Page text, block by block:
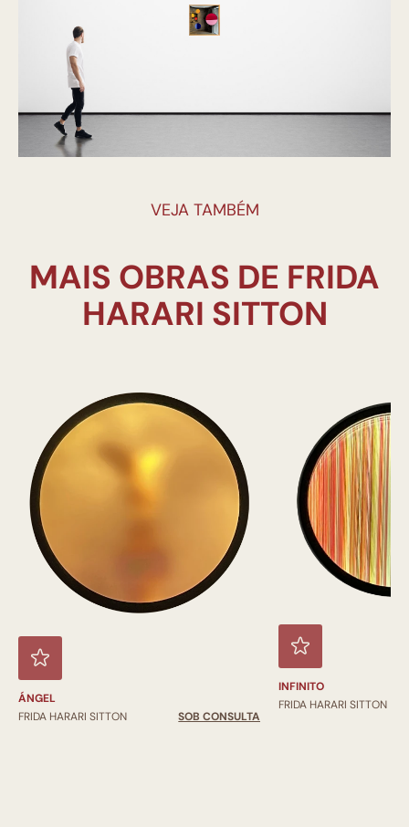
VEJA TAMBÉM
MAIS OBRAS DE FRIDA
ÁNGEL
FRIDA HARARI SITTON
SOB CONSULTA
INFINITO
FRIDA HARARI SITTON